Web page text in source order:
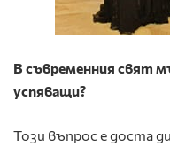
В съвременния свят
успяващи?
Този въпрос е доста